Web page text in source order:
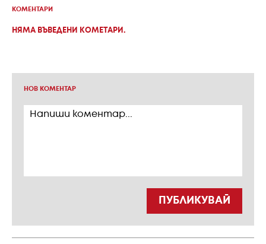
КОМЕНТАРИ
НЯМА ВЪВЕДЕНИ КОМЕТАРИ.
НОВ КОМЕНТАР
ПУБЛИКУВАЙ